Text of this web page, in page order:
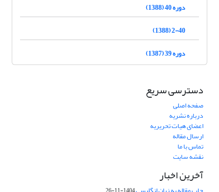
دوره 40 (1388)
2-40 (1388)
دوره 39 (1387)
دسترسی سریع
صفحه اصلی
درباره نشریه
اعضای هیات تحریریه
ارسال مقاله
تماس با ما
نقشه سایت
آخرین اخبار